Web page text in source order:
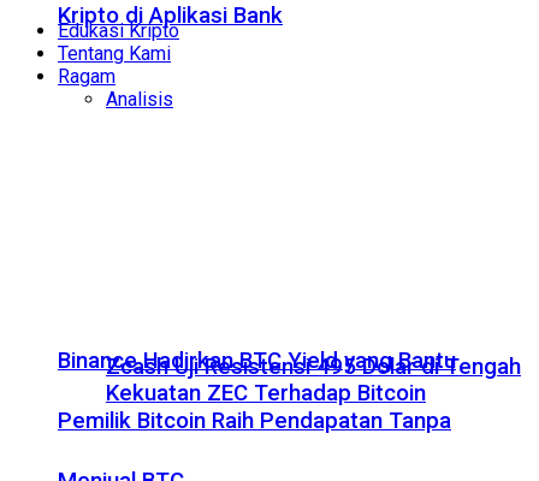
Kripto di Aplikasi Bank
Binance Hadirkan BTC Yield yang Bantu
Pemilik Bitcoin Raih Pendapatan Tanpa
Edukasi Kripto
Tentang Kami
Ragam
Analisis
Zcash Uji Resistensi 495 Dolar di Tengah
Kekuatan ZEC Terhadap Bitcoin